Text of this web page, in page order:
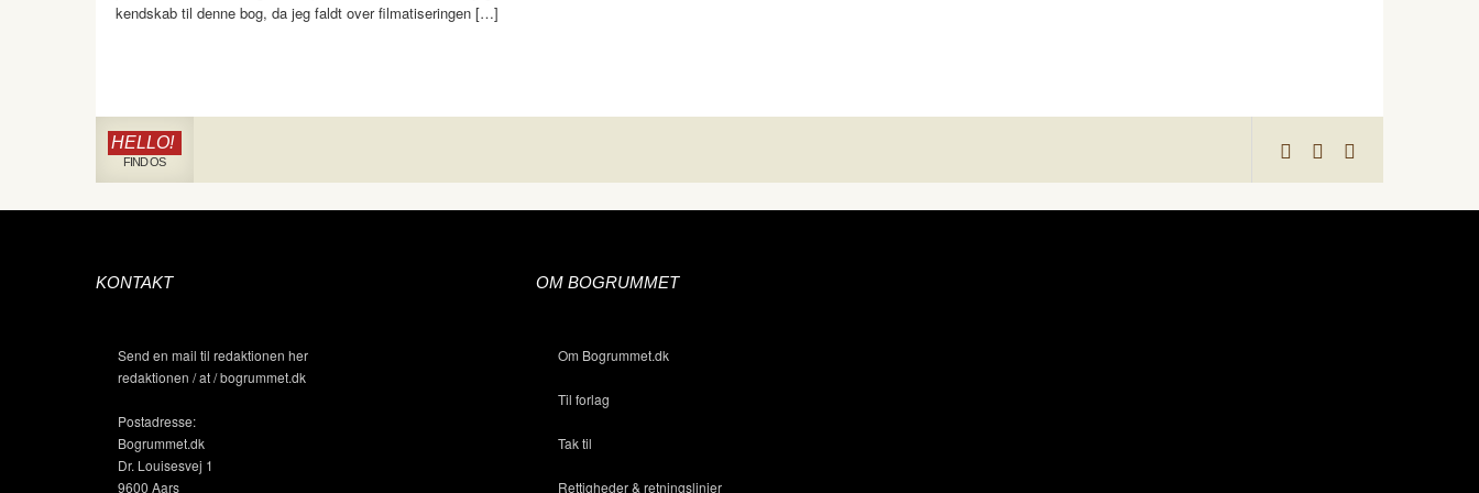
kendskab til denne bog, da jeg faldt over filmatiseringen […]
HELLO!
FIND OS
KONTAKT
Send en mail til redaktionen her
redaktionen / at / bogrummet.dk
Postadresse:
Bogrummet.dk
Dr. Louisesvej 1
9600 Aars
OM BOGRUMMET
Om Bogrummet.dk
Til forlag
Tak til
Rettigheder & retningslinjer